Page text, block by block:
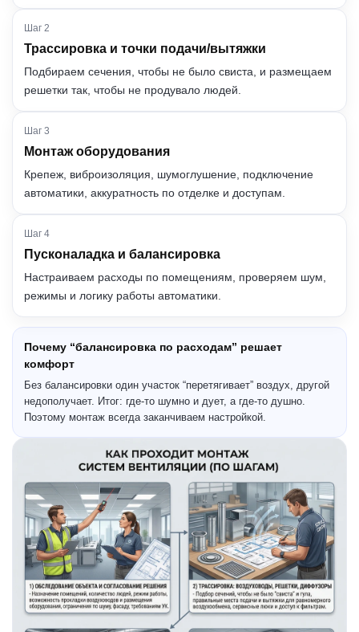
Шаг 2
Трассировка и точки подачи/вытяжки
Подбираем сечения, чтобы не было свиста, и размещаем
решетки так, чтобы не продувало людей.
Шаг 3
Монтаж оборудования
Крепеж, виброизоляция, шумоглушение, подключение
автоматики, аккуратность по отделке и доступам.
Шаг 4
Пусконаладка и балансировка
Настраиваем расходы по помещениям, проверяем шум,
режимы и логику работы автоматики.
Почему “балансировка по расходам” решает
комфорт
Без балансировки один участок “перетягивает” воздух, другой
недополучает. Итог: где-то шумно и дует, а где-то душно.
Поэтому монтаж всегда заканчиваем настройкой.